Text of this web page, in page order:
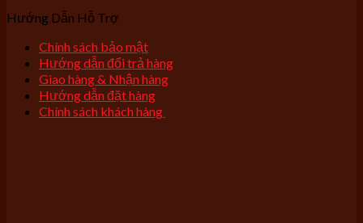
Hướng Dẫn Hỗ Trợ
Chính sách bảo mật
Hướng dẫn đổi trả hàng
Giao hàng & Nhận hàng
Hướng dẫn đặt hàng
Chính sách khách hàng